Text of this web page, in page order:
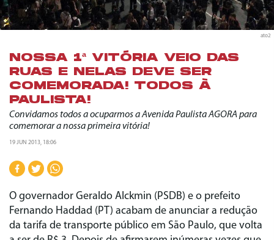
ato2
NOSSA 1ª VITÓRIA VEIO DAS
RUAS E NELAS DEVE SER
COMEMORADA! TODOS À
PAULISTA!
Convidamos todos a ocuparmos a Avenida Paulista AGORA para
comemorar a nossa primeira vitória!
19 JUN 2013, 18:06
O governador Geraldo Alckmin (PSDB) e o prefeito
Fernando Haddad (PT) acabam de anunciar a redução
da tarifa de transporte público em São Paulo, que volta